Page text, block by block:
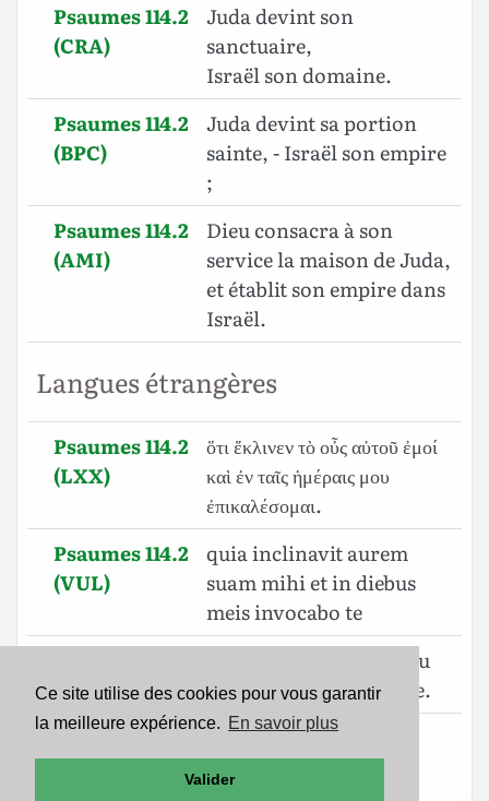
Ce site utilise des cookies pour vous garantir
la meilleure expérience. En savoir plus
Valider
Psaumes 114.2
(CRA)
Juda devint son
sanctuaire,
Israël son domaine.
Psaumes 114.2
(BPC)
Juda devint sa portion
sainte, - Israël son empire
;
Psaumes 114.2
(AMI)
Dieu consacra à son
service la maison de Juda,
et établit son empire dans
Israël.
Langues étrangères
Psaumes 114.2
(LXX)
ὅτι ἔκλινεν τὸ οὖς αὐτοῦ ἐμοί
καὶ ἐν ταῖς ἡμέραις μου
ἐπικαλέσομαι.
Psaumes 114.2
(VUL)
quia inclinavit aurem
suam mihi et in diebus
meis invocabo te
(SWA)
Yuda ilikuwa patakatifu
pake, Israeli milki yake.
Psaumes 114.2
(BHS)
הָיְתָ֣ה יְהוּדָ֣ה לְקָדְשֹׁ֑ו יִ֝שְׂרָאֵ֗ל
מַמְשְׁלֹותָֽיו׃